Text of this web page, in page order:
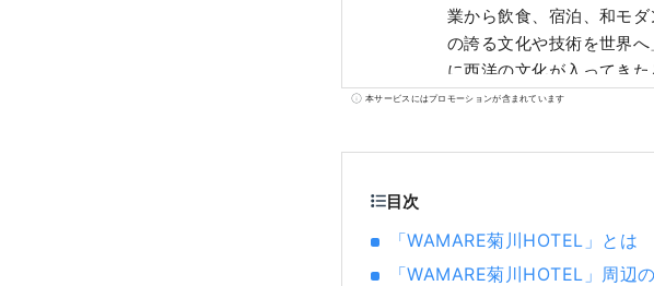
業から飲食、宿泊、和モ
の誇る文化や技術を世界
に西洋の文化が入ってき
食体験、日本酒や伝統的
本サービスにはプロモーションが含まれています
目次
「WAMARE菊川HOTEL」とは
「WAMARE菊川HOTEL」周辺